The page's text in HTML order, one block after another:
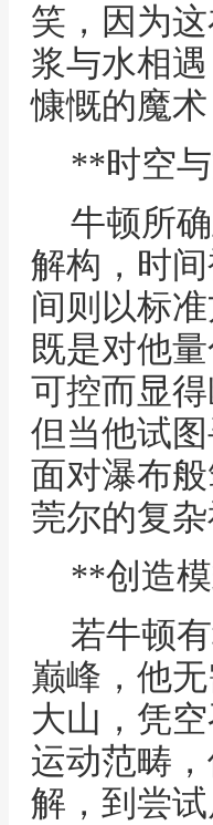
笑，因为
浆与水相
慷慨的魔
**时空
牛顿所
解构，时
间则以标
既是对他
可控而显
但当他试
面对瀑布
莞尔的复杂
**创造
若牛顿
巅峰，他
大山，凭
运动范畴
解，到尝